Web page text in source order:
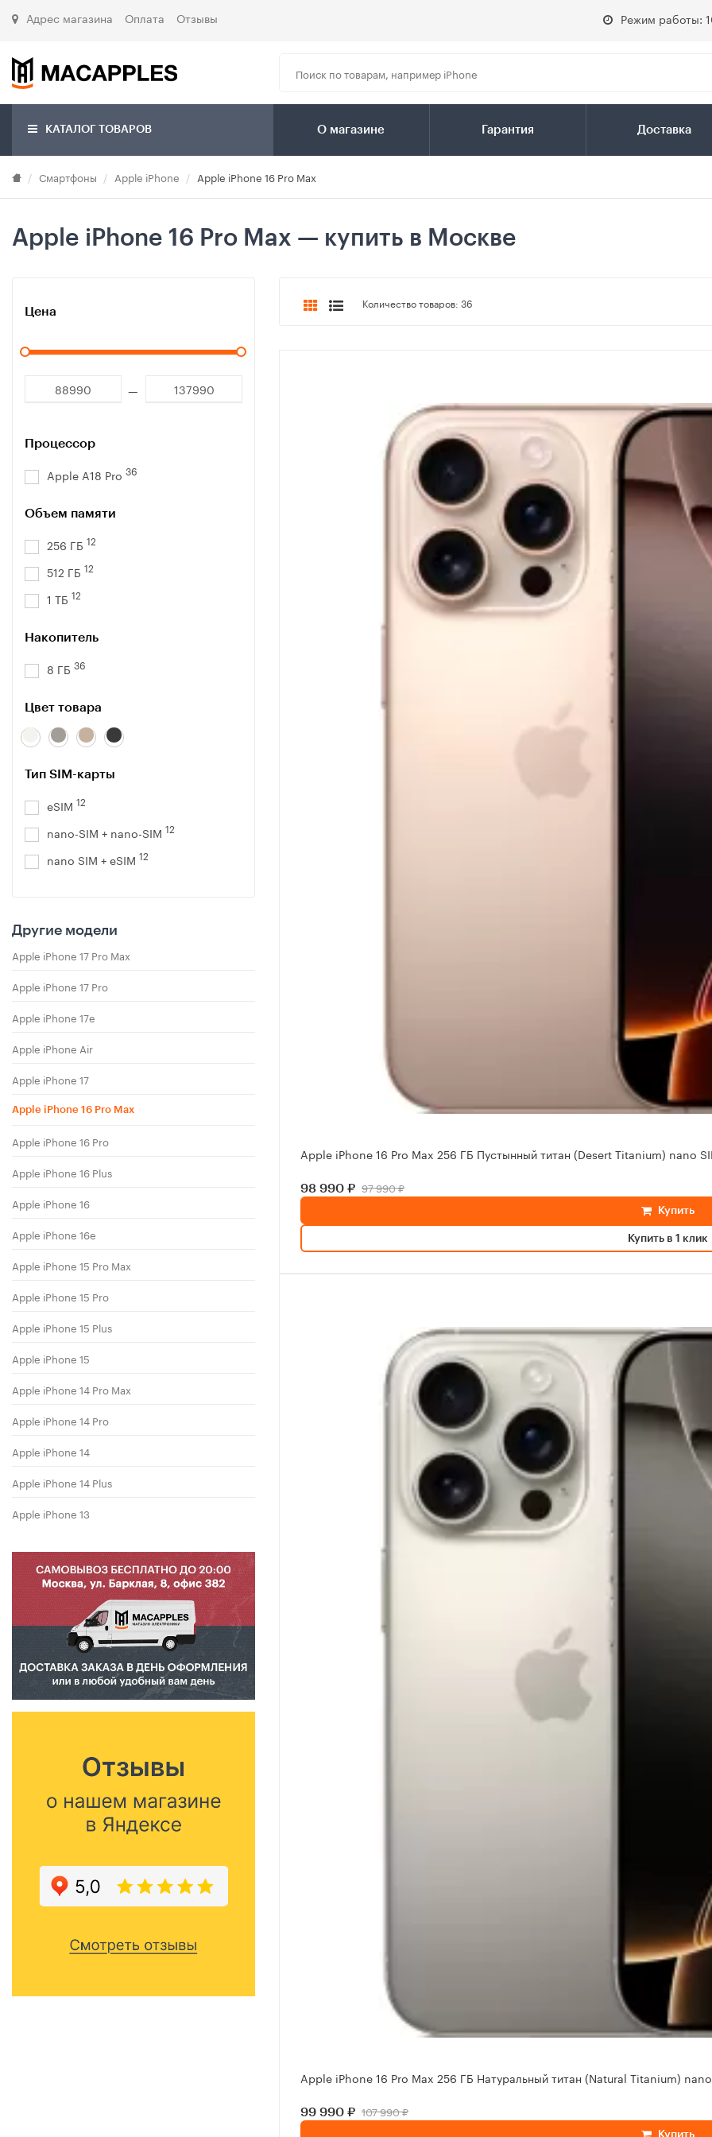
Адрес магазина Оплата Отзывы Режим работы:
КАТАЛОГ ТОВАРОВ О магазине Гарантия Доставка
Смартфоны Apple iPhone Apple iPhone 16 Pro Max
Apple iPhone 16 Pro Max — купить в Москве
Цена
Процессор
Apple A18 Pro 36
Объем памяти
256 ГБ 12
512 ГБ 12
1 ТБ 12
Накопитель
8 ГБ 36
Цвет товара
Тип SIM-карты
eSIM 12
nano-SIM + nano-SIM 12
nano SIM + eSIM 12
Другие модели
Apple iPhone 17 Pro Max
Apple iPhone 17 Pro
Apple iPhone 17e
Apple iPhone Air
Apple iPhone 17
Apple iPhone 16 Pro Max
Apple iPhone 16 Pro
Apple iPhone 16 Plus
Apple iPhone 16
Apple iPhone 16e
Apple iPhone 15 Pro Max
Apple iPhone 15 Pro
Apple iPhone 15 Plus
Apple iPhone 15
Apple iPhone 14 Pro Max
Apple iPhone 14 Pro
Apple iPhone 14
Apple iPhone 14 Plus
Apple iPhone 13
Количество товаров: 36
Apple iPhone 16 Pro Max 256 ГБ Пустынный титан (Desert Titanium) nano
98 990 ₽ 97 990 ₽
Купить
Купить в 1 клик
Apple iPhone 16 Pro Max 256 ГБ Натуральный титан (Natural Titanium)
99 990 ₽ 107 990 ₽
Купить